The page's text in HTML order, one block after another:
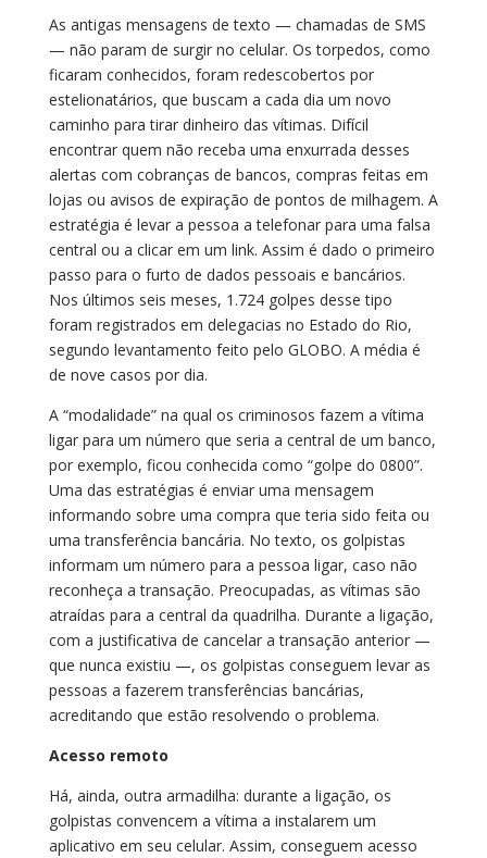
As antigas mensagens de texto — chamadas de SMS
— não param de surgir no celular. Os torpedos, como
ficaram conhecidos, foram redescobertos por
estelionatários, que buscam a cada dia um novo
caminho para tirar dinheiro das vítimas. Difícil
encontrar quem não receba uma enxurrada desses
alertas com cobranças de bancos, compras feitas em
lojas ou avisos de expiração de pontos de milhagem. A
estratégia é levar a pessoa a telefonar para uma falsa
central ou a clicar em um link. Assim é dado o primeiro
passo para o furto de dados pessoais e bancários.
Nos últimos seis meses, 1.724 golpes desse tipo
foram registrados em delegacias no Estado do Rio,
segundo levantamento feito pelo GLOBO. A média é
de nove casos por dia.
A “modalidade” na qual os criminosos fazem a vítima
ligar para um número que seria a central de um banco,
por exemplo, ficou conhecida como “golpe do 0800”.
Uma das estratégias é enviar uma mensagem
informando sobre uma compra que teria sido feita ou
uma transferência bancária. No texto, os golpistas
informam um número para a pessoa ligar, caso não
reconheça a transação. Preocupadas, as vítimas são
atraídas para a central da quadrilha. Durante a ligação,
com a justificativa de cancelar a transação anterior —
que nunca existiu —, os golpistas conseguem levar as
pessoas a fazerem transferências bancárias,
acreditando que estão resolvendo o problema.
Acesso remoto
Há, ainda, outra armadilha: durante a ligação, os
golpistas convencem a vítima a instalarem um
aplicativo em seu celular. Assim, conseguem acesso